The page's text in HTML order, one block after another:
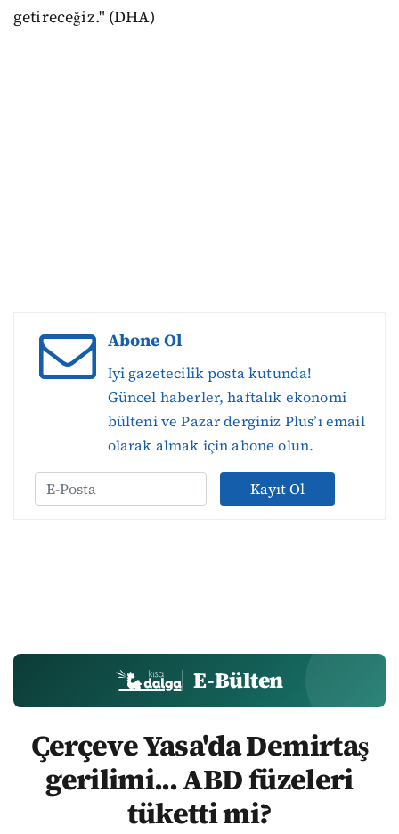
getireceğiz." (DHA)
Abone Ol
İyi gazetecilik posta kutunda!
Güncel haberler, haftalık ekonomi
bülteni ve Pazar derginiz Plus’ı email
olarak almak için abone olun.
Kayıt Ol
E-Bülten
Çerçeve Yasa'da Demirtaş
gerilimi... ABD füzeleri
tüketti mi?